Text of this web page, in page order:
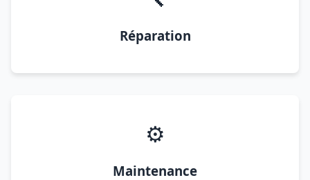
Réparation
⚙️
Maintenance